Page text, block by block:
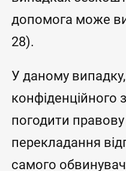
допомога може
28).
У даному випадку,
конфіденційного
погодити
перекладання
самого